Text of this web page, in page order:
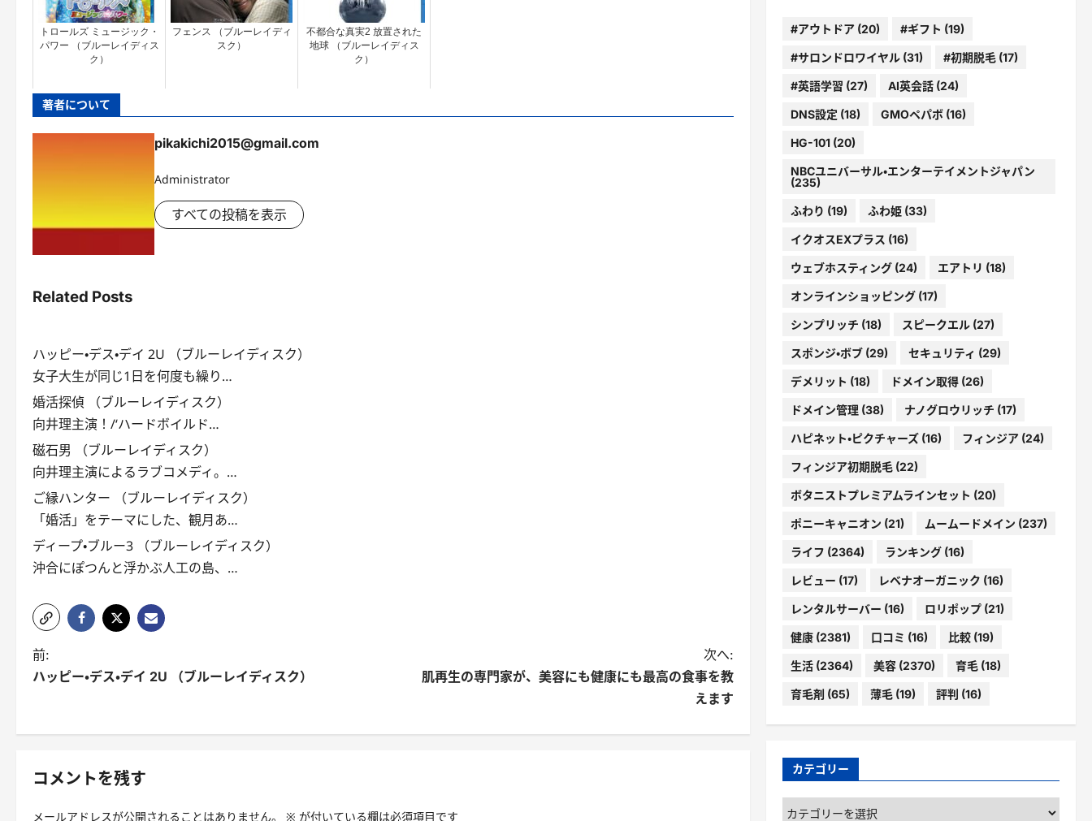
トロールズ ミュージック・
パワー （ブルーレイディス
ク）
フェンス （ブルーレイディ
スク）
不都合な真実2 放置された
地球 （ブルーレイディス
ク）
著者について
pikakichi2015@gmail.com
Administrator
すべての投稿を表示
Related Posts
ハッピー・デス・デイ 2U （ブルーレイディスク）
女子大生が同じ1日を何度も繰り…
婚活探偵 （ブルーレイディスク）
向井理主演！/‘ハードボイルド…
磁石男 （ブルーレイディスク）
向井理主演によるラブコメディ。…
ご縁ハンター （ブルーレイディスク）
「婚活」をテーマにした、観月あ…
ディープ・ブルー3 （ブルーレイディスク）
沖合にぽつんと浮かぶ人工の島、…
投
稿
ゲ
前:
ハッピー・デス・デイ 2U （ブルーレイディスク）
次へ:
肌再生の専門家が、美容にも健康にも最高の食事を教
えます
コメントを残す
メールアドレスが公開されることはありません。 ※ が付いている欄は必須項目です
#アウトドア(20) #ギフト (19)
#サロンドロワイヤル(31) #初期脱毛(17)
#英語学習 (27) AI英会話(24)
DNS設定 (18) GMOペパボ(16)
HG-101(20)
NBCユニバーサル・エンターテイメントジャパン
(235)
ふわり (19) ふわ姫(33)
イクオスEXプラス (16)
ウェブホスティング(24) エアトリ (18)
オンラインショッピング(17)
シンプリッチ (18) スピークエル(27)
スポンジ・ボブ(29) セキュリティ (29)
デメリット (18) ドメイン取得(26)
ドメイン管理(38) ナノグロウリッチ (17)
ハピネット・ピクチャーズ(16) フィンジア(24)
フィンジア初期脱毛(22)
ボタニストプレミアムラインセット (20)
ポニーキャニオン (21) ムームードメイン (237)
ライフ (2364) ランキング(16)
レビュー (17) レベナオーガニック (16)
レンタルサーバー (16) ロリポップ(21)
健康(2381) 口コミ (16) 比較(19)
生活(2364) 美容(2370) 育毛(18)
育毛剤 (65) 薄毛(19) 評判 (16)
カテゴリー
カ